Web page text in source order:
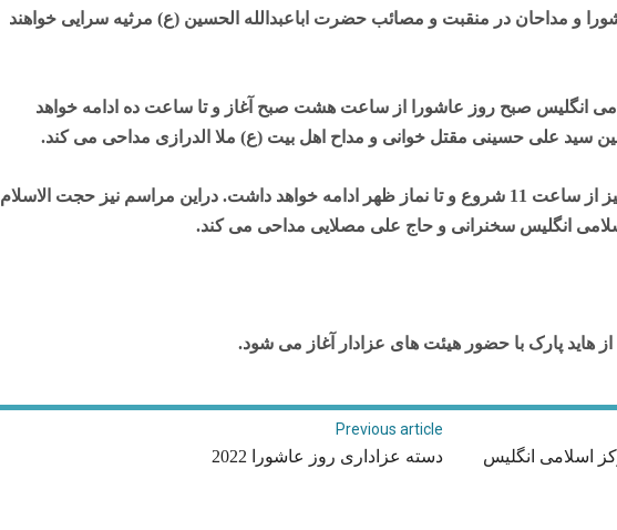
و مداحان در منقبت و مصائب حضرت اباعبدالله الحسین (ع) مرثیه سرایی خواهند
انگلیس صبح روز عاشورا از ساعت هشت صبح آغاز و تا ساعت ده ادامه خواهد
سید علی حسینی مقتل خوانی و مداح اهل بیت (ع) ملا الدرازی مداحی می کند.
این مراسم به زبان فارسی در صبح عاشورا نیز از ساعت 11 شروع و تا نماز ظهر ادامه خواهد داشت. دراین مراسم نیز حجت الاسلام
انگلیس سخنرانی و حاج علی مصلایی مداحی می کند.
Previous article
دسته عزاداری روز عاشورا 2022
اسلامی انگلیس